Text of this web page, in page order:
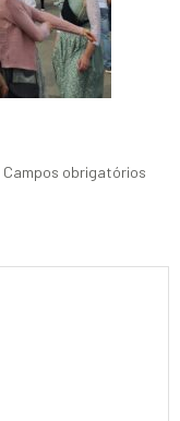
Campos obrigatórios